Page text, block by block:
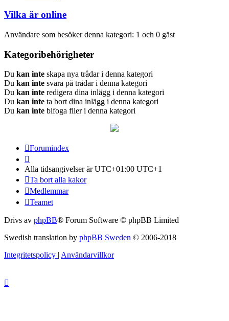
Vilka är online
Användare som besöker denna kategori: 1 och 0 gäst
Kategoribehörigheter
Du kan inte skapa nya trådar i denna kategori
Du kan inte svara på trådar i denna kategori
Du kan inte redigera dina inlägg i denna kategori
Du kan inte ta bort dina inlägg i denna kategori
Du kan inte bifoga filer i denna kategori
Forumindex
Alla tidsangivelser är UTC+01:00 UTC+1
Ta bort alla kakor
Medlemmar
Teamet
Drivs av phpBB® Forum Software © phpBB Limited
Swedish translation by phpBB Sweden © 2006-2018
Integritetspolicy Användarvillkor